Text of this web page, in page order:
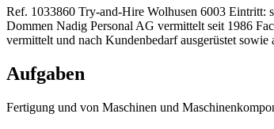
Ref. 1033860 Try-and-Hire Wolhusen 6003 Eintritt:
Dommen Nadig Personal AG vermittelt seit 1986
vermittelt und nach Kundenbedarf ausgerüstet sowie
Aufgaben
Fertigung und von Maschinen und